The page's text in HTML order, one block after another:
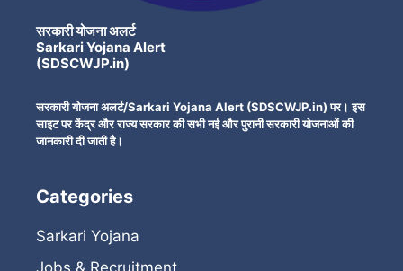
सरकारी योजना अलर्ट
Sarkari Yojana Alert
(SDSCWJP.in)
सरकारी योजना अलर्ट/Sarkari Yojana Alert (SDSCWJP.in) पर। इस
साइट पर केंद्र और राज्य सरकार की सभी नई और पुरानी सरकारी योजनाओं की
जानकारी दी जाती है।
Categories
Sarkari Yojana